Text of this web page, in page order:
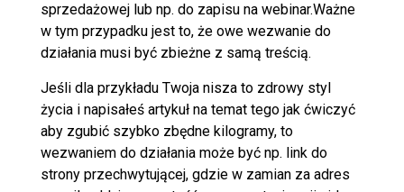
sprzedażowej lub np. do zapisu na webinar.Ważne
w tym przypadku jest to, że owe wezwanie do
działania musi być zbieżne z samą treścią.
Jeśli dla przykładu Twoja nisza to zdrowy styl
życia i napisałeś artykuł na temat tego jak ćwiczyć
aby zgubić szybko zbędne kilogramy, to
wezwaniem do działania może być np. link do
strony przechwytującej, gdzie w zamian za adres